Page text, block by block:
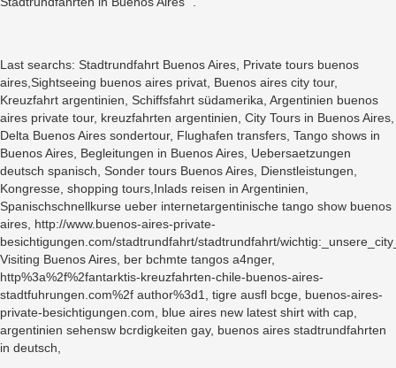
Last searchs: Stadtrundfahrt Buenos Aires, Private tours buenos
aires,Sightseeing buenos aires privat, Buenos aires city tour,
Kreuzfahrt argentinien, Schiffsfahrt südamerika, Argentinien buenos
aires private tour, kreuzfahrten argentinien, City Tours in Buenos Aires,
Delta Buenos Aires sondertour, Flughafen transfers, Tango shows in
Buenos Aires, Begleitungen in Buenos Aires, Uebersaetzungen
deutsch spanisch, Sonder tours Buenos Aires, Dienstleistungen,
Kongresse, shopping tours,Inlads reisen in Argentinien,
Spanischschnellkurse ueber internetargentinische tango show buenos
aires, http://www.buenos-aires-private-
besichtigungen.com/stadtrundfahrt/stadtrundfahrt/
Visiting Buenos Aires, ber bchmte tangos a4nger,
http%3a%2f%2fantarktis-kreuzfahrten-chile-buenos-aires-
stadtfuhrungen.com%2f author%3d1, tigre ausfl bcge, buenos-aires-
private-besichtigungen.com, blue aires new latest shirt with cap,
argentinien sehensw bcrdigkeiten gay, buenos aires stadtrundfahrten
in deutsch,